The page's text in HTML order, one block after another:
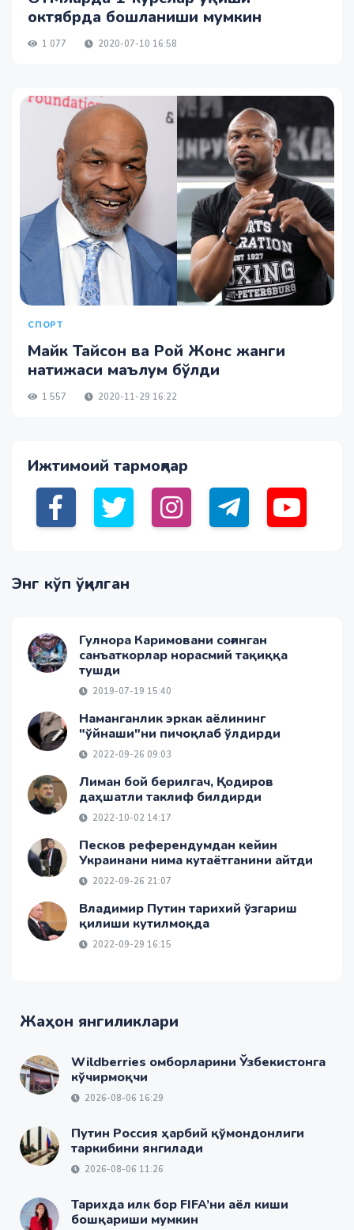
октябрда бошланиши мумкин
1 077 2020-07-10 16:58
СПОРТ
Майк Тайсон ва Рой Жонс жанги
натижаси маълум бўлди
1 557 2020-11-29 16:22
Ижтимоий тармоқлар
Энг кўп ўқилган
Гулнора Каримовани соғинган
санъаткорлар норасмий тақиққа
тушди
2019-07-19 15:40
Наманганлик эркак аёлининг
"ўйнаши"ни пичоқлаб ўлдирди
2022-09-26 09:03
Лиман бой берилгач, Қодиров
даҳшатли таклиф билдирди
2022-10-02 14:17
Песков референдумдан кейин
Украинани нима кутаётганини айтди
2022-09-26 21:07
Владимир Путин тарихий ўзгариш
қилиши кутилмоқда
2022-09-29 16:15
Жаҳон янгиликлари
Wildberries омборларини Ўзбекистонга
кўчирмоқчи
2026-08-06 16:29
Путин Россия ҳарбий қўмондонлиги
таркибини янгилади
2026-08-06 11:26
Тарихда илк бор FIFA’ни аёл киши
бошқариши мумкин